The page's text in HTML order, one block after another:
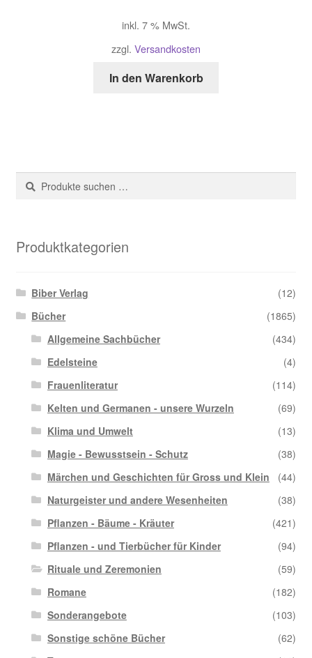
inkl. 7 % MwSt.
zzgl. Versandkosten
In den Warenkorb
Suche
nach:
Suchen
Produktkategorien
Biber Verlag
(12)
Bücher
(1865)
Allgemeine Sachbücher
(434)
Edelsteine
(4)
Frauenliteratur
(114)
Kelten und Germanen - unsere Wurzeln
(69)
Klima und Umwelt
(13)
Magie - Bewusstsein - Schutz
(38)
Märchen und Geschichten für Gross und Klein
(44)
Naturgeister und andere Wesenheiten
(38)
Pflanzen - Bäume - Kräuter
(421)
Pflanzen - und Tierbücher für Kinder
(94)
Rituale und Zeremonien
(59)
Romane
(182)
Sonderangebote
(103)
Sonstige schöne Bücher
(62)